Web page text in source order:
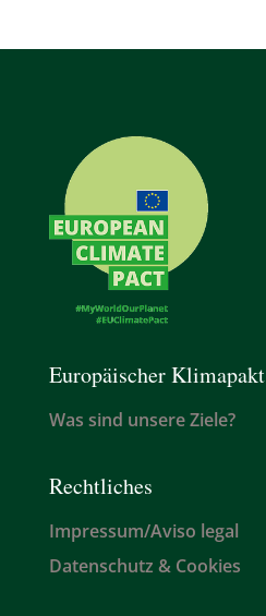
Europäischer Klimapakt
Was sind unsere Ziele?
Rechtliches
Impressum/Aviso legal
Datenschutz & Cookies